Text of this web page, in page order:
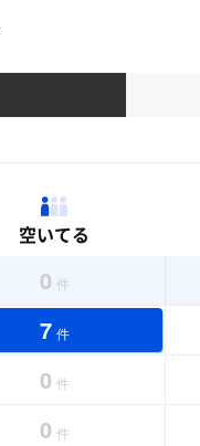
空いてる
0 件
7 件
0 件
0 件